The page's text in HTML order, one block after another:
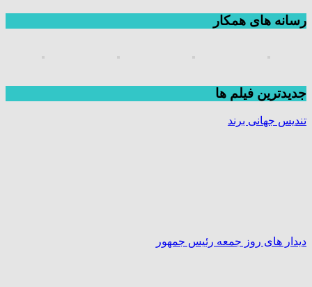
رسانه های همکار
جديدترين فیلم ها
تندیس جهانی برند
دیدار های روز جمعه رئیس جمهور